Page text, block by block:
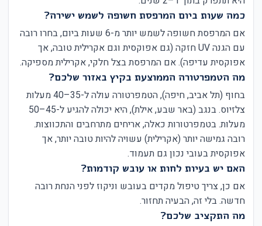
כמה שעות ביום המרפסת חשופה לשמש ישירה?
אם המרפסת חשופה לשמש יותר מ-6 שעות ביום, בחרו רובה
עם הגנה UV חזקה (גם אפוקסית וגם אקרילית טובה, אך
אפוקסית עדיפה). אם המרפסת בצל חלקי, אקרילית מספיקה.
מה הטמפרטורה הממוצעת בקיץ באזור שלכם?
בחוף (תל אביב, חיפה), הטמפרטורה עולה ל-35–40 מעלות
צלזיוס. בנגב (באר שבע, אילת), היא יכולה להגיע ל-45–50
מעלות. בטמפרטורות כאלה, אריחים מתרחבים והתכווצות.
רובה גמישה יותר (אקרילית) עשויה להיות טובה יותר, אך
אפוקסית בעובי נכון גם תעמוד.
האם יש בעיות לחות או עובש קודמות?
אם כן, צריך טיפול מקדים בעובש וניקוז לפני הנחת רובה
חדשה. בלי זה, הבעיה תחזור.
מה התקציב שלכם?